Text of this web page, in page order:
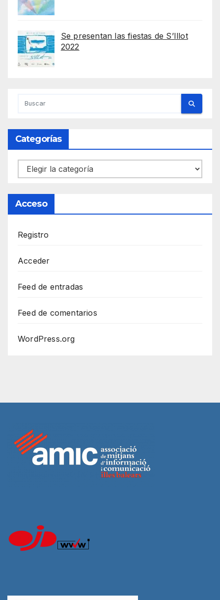
Se presentan las fiestas de S’Illot
2022
Categorías
Categorías
Acceso
Registro
Acceder
Feed de entradas
Feed de comentarios
WordPress.org